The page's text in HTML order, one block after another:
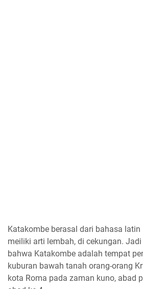
Katakombe berasal dari bahasa latin
meiliki arti lembah, di cekungan.
bahwa Katakombe adalah tempat
kuburan bawah tanah orang-orang
kota Roma pada zaman kuno, abad